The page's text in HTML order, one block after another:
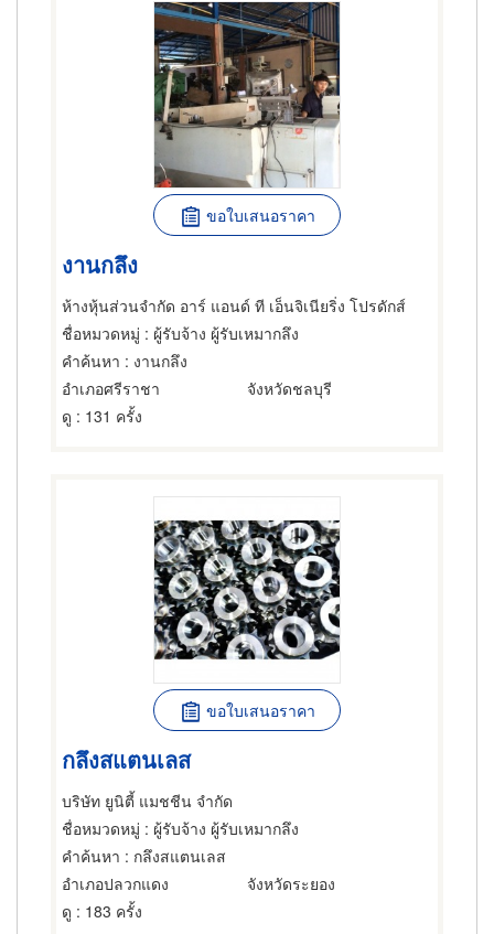
ขอใบเสนอราคา
งานกลึง
ห้างหุ้นส่วนจำกัด อาร์ แอนด์ ที เอ็นจิเนียริ่ง โปรดักส์
ชื่อหมวดหมู่ : ผู้รับจ้าง ผู้รับเหมากลึง
คำค้นหา : งานกลึง
อำเภอศรีราชา
จังหวัดชลบุรี
ดู : 131 ครั้ง
ขอใบเสนอราคา
กลึงสแตนเลส
บริษัท ยูนิตี้ แมชชีน จำกัด
ชื่อหมวดหมู่ : ผู้รับจ้าง ผู้รับเหมากลึง
คำค้นหา : กลึงสแตนเลส
อำเภอปลวกแดง
จังหวัดระยอง
ดู : 183 ครั้ง